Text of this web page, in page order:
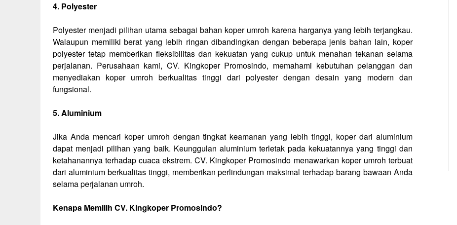
4. Polyester
Polyester menjadi pilihan utama sebagai bahan koper umroh karena harganya yang lebih terjangkau.
Walaupun memiliki berat yang lebih ringan dibandingkan dengan beberapa jenis bahan lain, koper
polyester tetap memberikan fleksibilitas dan kekuatan yang cukup untuk menahan tekanan selama
perjalanan. Perusahaan kami, CV. Kingkoper Promosindo, memahami kebutuhan pelanggan dan
menyediakan koper umroh berkualitas tinggi dari polyester dengan desain yang modern dan
fungsional.
5. Aluminium
Jika Anda mencari koper umroh dengan tingkat keamanan yang lebih tinggi, koper dari aluminium
dapat menjadi pilihan yang baik. Keunggulan aluminium terletak pada kekuatannya yang tinggi dan
ketahanannya terhadap cuaca ekstrem. CV. Kingkoper Promosindo menawarkan koper umroh terbuat
dari aluminium berkualitas tinggi, memberikan perlindungan maksimal terhadap barang bawaan Anda
selama perjalanan umroh.
Kenapa Memilih CV. Kingkoper Promosindo?